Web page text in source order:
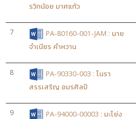
รวิทน้อย มาศแก้ว
7
PA-80160-001-JAM : นาย
จำเนียร คำหวาน
8
PA-90330-003 : โนรา
สรรเสริญ อมรศิลป์
9 PA-94000-00003 : มะโย่ง